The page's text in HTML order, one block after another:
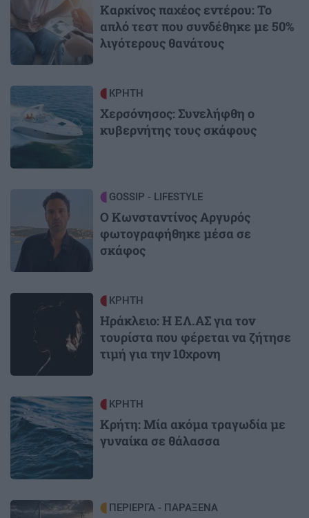
Καρκίνος παχέος εντέρου: Το
απλό τεστ που συνδέθηκε με 50%
λιγότερους θανάτους
ΚΡΗΤΗ
Χερσόνησος: Συνελήφθη ο
κυβερνήτης τους σκάφους
GOSSIP - LIFESTYLE
Ο Κωνσταντίνος Αργυρός
φωτογραφήθηκε μέσα σε
σκάφος
ΚΡΗΤΗ
Ηράκλειο: Η ΕΛ.ΑΣ για τον
τουρίστα που φέρεται να ζήτησε
τιμή για την 10χρονη
Image ΚΡΗΤΗ
Κρήτη: Μία ακόμα τραγωδία με
γυναίκα σε θάλασσα
Image ΠΕΡΙΕΡΓΑ - ΠΑΡΑΞΕΝΑ